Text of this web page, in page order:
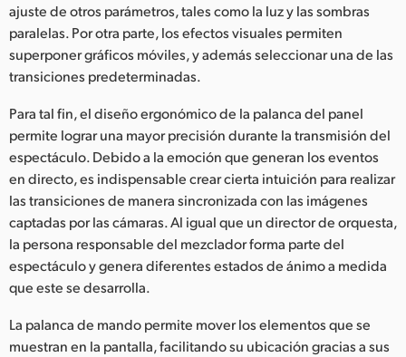
ajuste de otros parámetros, tales como la luz y las sombras
paralelas. Por otra parte, los efectos visuales permiten
superponer gráficos móviles, y además seleccionar una de las
transiciones predeterminadas.
Para tal fin, el diseño ergonómico de la palanca del panel
permite lograr una mayor precisión durante la transmisión del
espectáculo. Debido a la emoción que generan los eventos
en directo, es indispensable crear cierta intuición para realizar
las transiciones de manera sincronizada con las imágenes
captadas por las cámaras. Al igual que un director de orquesta,
la persona responsable del mezclador forma parte del
espectáculo y genera diferentes estados de ánimo a medida
que este se desarrolla.
La palanca de mando permite mover los elementos que se
muestran en la pantalla, facilitando su ubicación gracias a sus